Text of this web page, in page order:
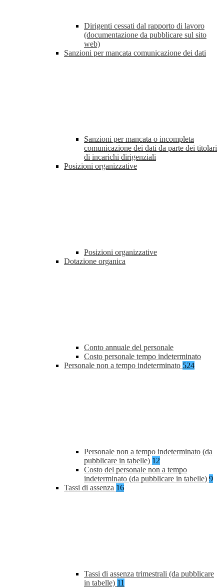
Dirigenti cessati dal rapporto di lavoro
(documentazione da pubblicare sul sito
web)
Sanzioni per mancata comunicazione dei dati
Sanzioni per mancata o incompleta
comunicazione dei dati da parte dei titolari
di incarichi dirigenziali
Posizioni organizzative
Posizioni organizzative
Dotazione organica
Conto annuale del personale
Costo personale tempo indeterminato
Personale non a tempo indeterminato 524
Personale non a tempo indeterminato (da
pubblicare in tabelle) 12
Costo del personale non a tempo
indeterminato (da pubblicare in tabelle) 9
Tassi di assenza 16
Tassi di assenza trimestrali (da pubblicare
in tabelle) 11